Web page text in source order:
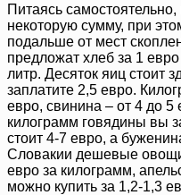
Питаясь
некоторую сумму, при
подальше от мест
предложат хлеб за 1
литр. Десяток яиц стоит
заплатите 2,5 евро.
евро, свинина – от 4 до 5
килограмм говядины вы
стоит 4-7 евро, а
Словакии дешевые
евро за килограмм,
можно купить за 1,2-1,3